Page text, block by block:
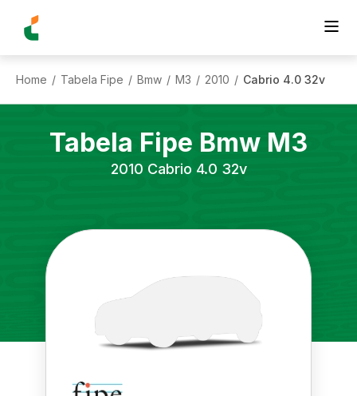
Home / Tabela Fipe / Bmw / M3 / 2010 / Cabrio 4.0 32v
Tabela Fipe Bmw M3
2010 Cabrio 4.0 32v